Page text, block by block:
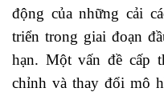
động của những cải
triển trong giai đoạn
hạn. Một vấn đề cấp
chỉnh và thay đổi mô